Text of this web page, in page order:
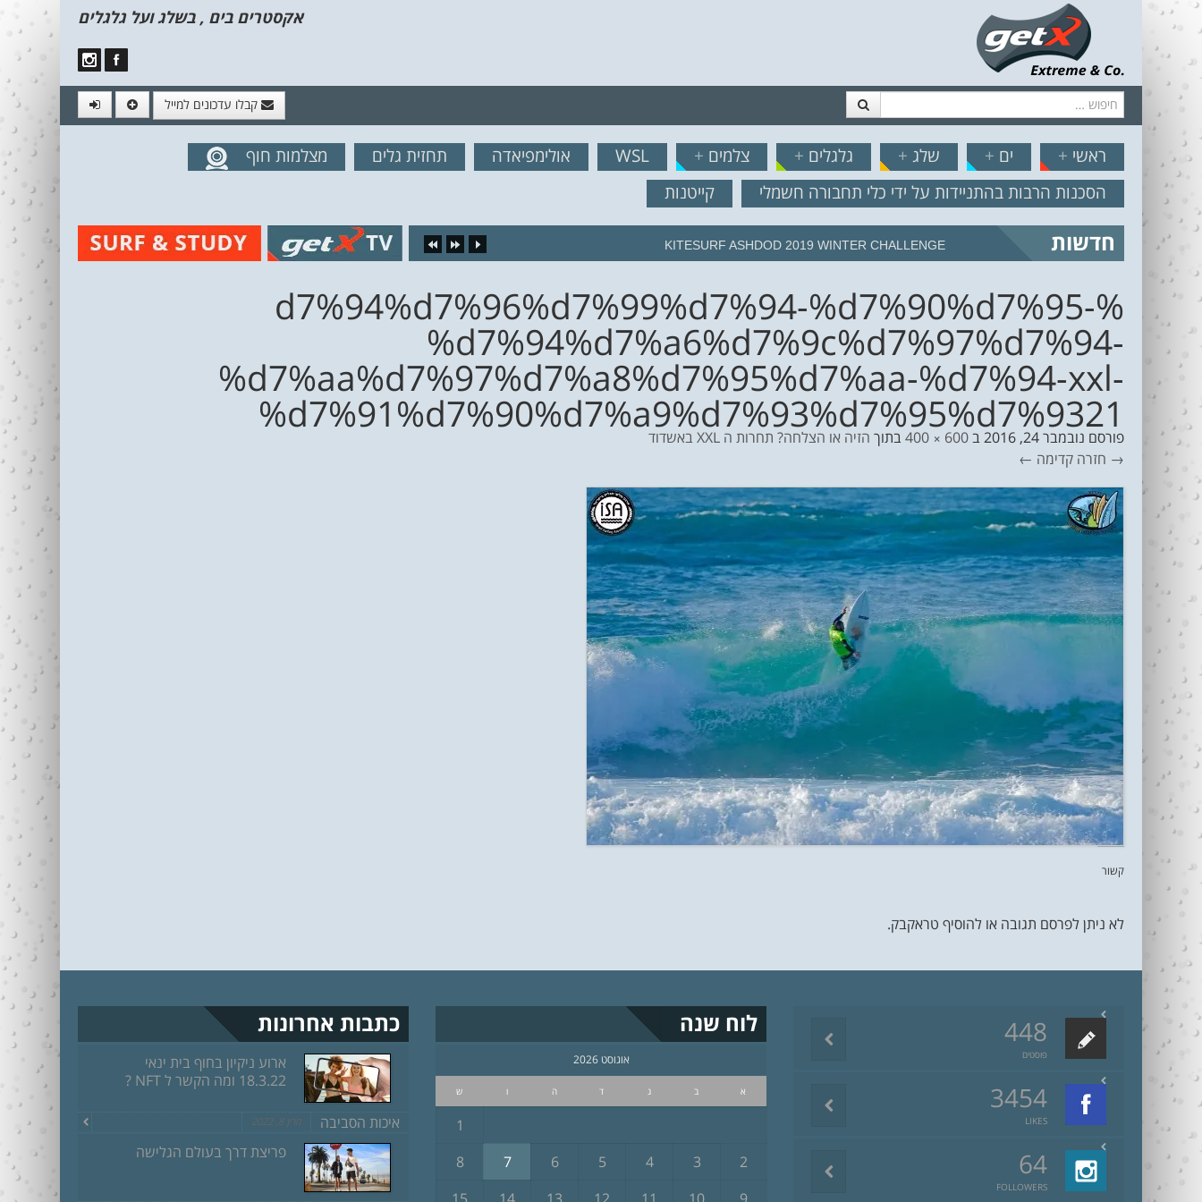
אקסטרים בים , בשלג ועל גלגלים
חיפוש קבלו עדכונים למייל
// הצטרף לרשימת תפוצה!נשמח לשלוח לך עדכונים חמים מהאתר תפריט
דלג לתוכן
ראשי + ים + שלג + גלגלים + צלמים +
WSL אולימפיאדה תחזית גלים
מצלמות חוף
הסכנות הרבות בהתניידות על ידי כלי תחבורה חשמלי
קייטנות
חדשות KITESURF ASHDOD 2019 WINTER CHALLENGE
%d7%94%d7%96%d7%99%d7%94-%d7%90%d7%95-
%d7%94%d7%a6%d7%9c%d7%97%d7%94-
%d7%aa%d7%97%d7%a8%d7%95%d7%aa-%d7%94-xxl-
%d7%91%d7%90%d7%a9%d7%93%d7%95%d7%9321
פורסם נובמבר 24, 2016 ב600 × 400 בתוך הזיה או הצלחה? תחרות ה XXL באשדוד
→ חזרה קדימה ←
קשור
לא ניתן לפרסם תגובה או להוסיף טראקבק.
448
פוסטים
3454
LIKES
64
FOLLOWERS
לוח שנה
אוגוסט 2026
א ב ג ד ה ו ש
1
2
3
4
5
6
7
8
כתבות אחרונות
ארוע ניקיון בחוף בית ינאי
18.3.22 ומה הקשר ל NFT ?
איכות הסביבה מרץ 8, 2022
פריצת דרך בעולם הגלישה